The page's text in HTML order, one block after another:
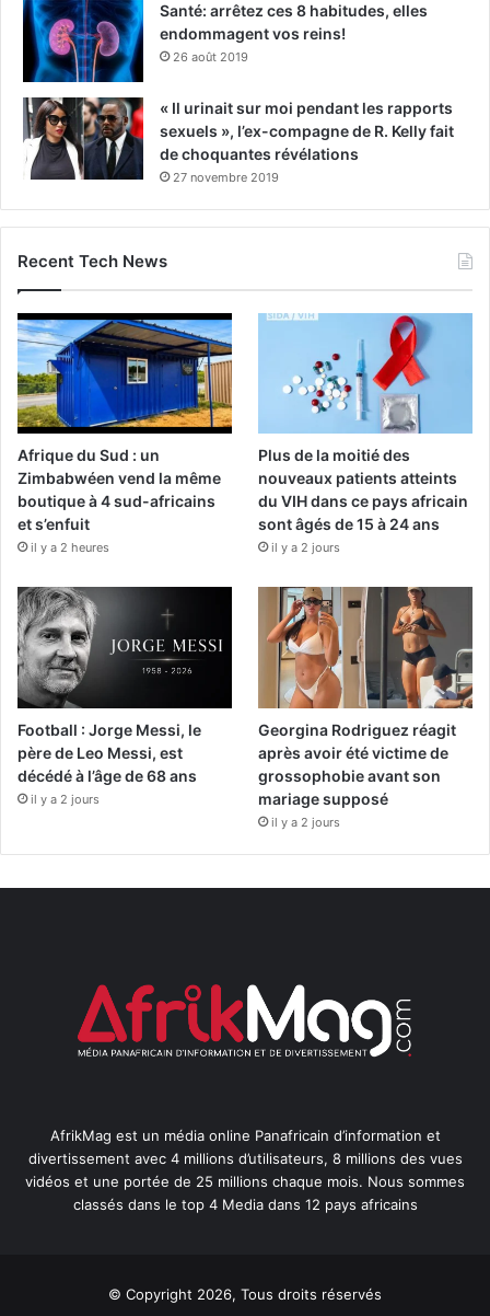
Santé: arrêtez ces 8 habitudes, elles
endommagent vos reins!
26 août 2019
« Il urinait sur moi pendant les rapports
sexuels », l’ex-compagne de R. Kelly fait
de choquantes révélations
27 novembre 2019
Recent Tech News
Afrique du Sud : un
Zimbabwéen vend la même
boutique à 4 sud-africains
et s’enfuit
il y a 2 heures
Plus de la moitié des
nouveaux patients atteints
du VIH dans ce pays africain
sont âgés de 15 à 24 ans
il y a 2 jours
Football : Jorge Messi, le
père de Leo Messi, est
décédé à l’âge de 68 ans
il y a 2 jours
Georgina Rodriguez réagit
après avoir été victime de
grossophobie avant son
mariage supposé
il y a 2 jours
AfrikMag est un média online Panafricain d’information et
divertissement avec 4 millions d’utilisateurs, 8 millions des vues
vidéos et une portée de 25 millions chaque mois. Nous sommes
classés dans le top 4 Media dans 12 pays africains
© Copyright 2026, Tous droits réservés